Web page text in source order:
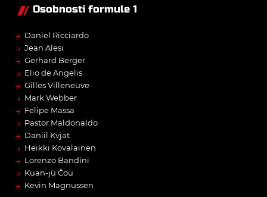
Osobnosti formule 1
→ Daniel Ricciardo
→ Jean Alesi
→ Gerhard Berger
→ Elio de Angelis
→ Gilles Villeneuve
→ Mark Webber
→ Felipe Massa
→ Pastor Maldonaldo
→ Daniil Kvjat
→ Heikki Kovalainen
→ Lorenzo Bandini
→ Kuan-jü Čou
→ Kevin Magnussen